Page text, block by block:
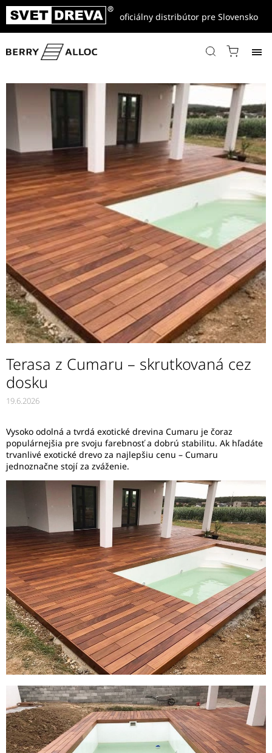
oficiálny distribútor pre Slovensko
Domov / Referencie / Drevené terasy, fasády a ploty
Terasa z Cumaru – skrutkovaná cez dosku
Terasa z Cumaru – skrutkovaná cez
dosku
19.6.2026
Vysoko odolná a tvrdá exotické drevina Cumaru je čoraz
populárnejšia pre svoju farebnosť a dobrú stabilitu. Ak hľadáte
trvanlivé exotické drevo za najlepšiu cenu – Cumaru
jednoznačne stojí za zváženie.